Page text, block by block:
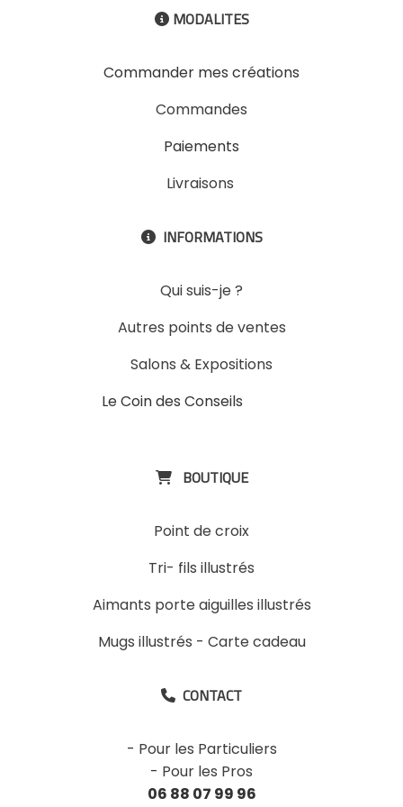
 MODALITES
Commander mes créations
Commandes
Paiements
Livraisons
 INFORMATIONS
Qui suis-je ?
Autres points de ventes
Salons & Expositions
Le Coin des Conseils
 BOUTIQUE
Point de croix
Tri- fils illustrés
Aimants porte aiguilles illustrés
Mugs illustrés - Carte cadeau
 CONTACT
- Pour les Particuliers
- Pour les Pros
06 88 07 99 96